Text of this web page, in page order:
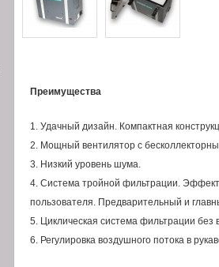
Преимущества
1. Удачный дизайн. Компактная
2. Мощный вентилятор с
3. Низкий уровень шума.
4. Система тройной фильтрации.
пользователя. Предварительный и
5. Циклическая система фильтрации без
6. Регулировка воздушного потока в